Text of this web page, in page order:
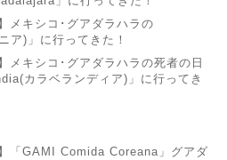
メキシコ･グアダラハラの
ア)」に行ってきた！
メキシコ･グアダラハラの死者の日
カラベランディア)」に行ってき
「GAMI Comida Coreana」グアダ